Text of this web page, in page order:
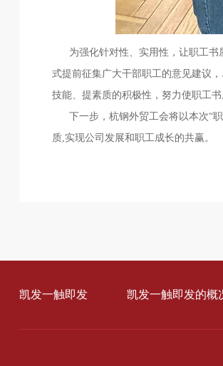
为强化针对性、实用性，让职工书
式提前征集广大干部职工的意见建议
技能、提素质的积极性，努力使职工
下一步，杭钢外贸工会将以本次“职
质,实现公司发展和职工成长的共赢。
凯发一触即发 凯发一触即发的概